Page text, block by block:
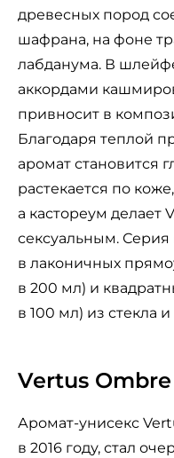
древесных пород
шафрана, на фоне
лабданума. В
аккордами
привносит в
Благодаря теплой
аромат становится
растекается по
а кастореум делает
сексуальным. Серия
в лаконичных
в 200 мл) и
в 100 мл) из стекла
Vertus Ombre
Аромат-унисекс
в 2016 году, стал